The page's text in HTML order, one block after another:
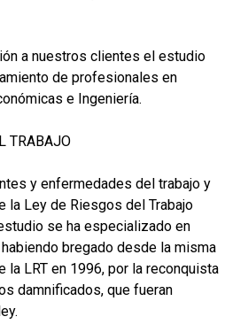
a nuestros clientes el estudio
de profesionales en
e Ingeniería.
TRABAJO
y enfermedades del trabajo y
la Ley de Riesgos del Trabajo
se ha especializado en
bregado desde la misma
la LRT en 1996, por la reconquista
damnificados, que fueran